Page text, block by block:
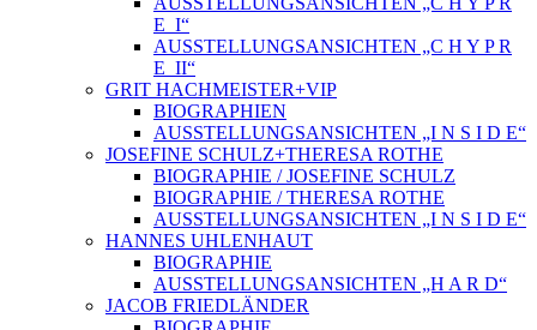
E_I“
AUSSTELLUNGSANSICHTEN „C H Y P R
E_II“
GRIT HACHMEISTER+VIP
BIOGRAPHIEN
AUSSTELLUNGSANSICHTEN „I N S I D E“
JOSEFINE SCHULZ+THERESA ROTHE
BIOGRAPHIE / JOSEFINE SCHULZ
BIOGRAPHIE / THERESA ROTHE
AUSSTELLUNGSANSICHTEN „I N S I D E“
HANNES UHLENHAUT
BIOGRAPHIE
AUSSTELLUNGSANSICHTEN „H A R D“
JACOB FRIEDLÄNDER